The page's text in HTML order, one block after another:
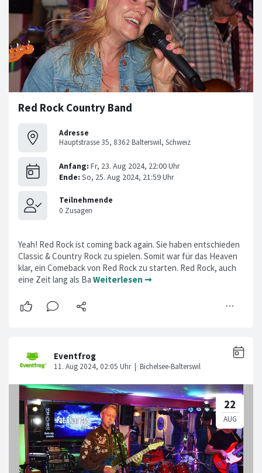
Red Rock Country Band
Adresse
Hauptstrasse 35, 8362 Balterswil, Schweiz
Yeah! Red Rock ist coming back again. Sie haben entschieden
Classic & Country Rock zu spielen. Somit war für das Heaven
klar, ein Comeback von Red Rock zu starten. Red Rock, auch
eine Zeit lang als Ba Weiterlesen ➞